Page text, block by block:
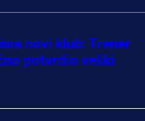
novi klub: Trener
potvrdio veliki